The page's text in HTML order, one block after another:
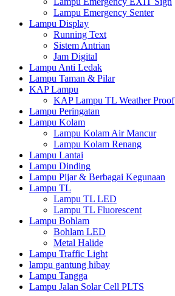
Lampu Emergency Senter
Lampu Display
Running Text
Sistem Antrian
Jam Digital
Lampu Anti Ledak
Lampu Taman & Pilar
KAP Lampu
KAP Lampu TL Weather Proof
Lampu Peringatan
Lampu Kolam
Lampu Kolam Air Mancur
Lampu Kolam Renang
Lampu Lantai
Lampu Dinding
Lampu Pijar & Berbagai Kegunaan
Lampu TL
Lampu TL LED
Lampu TL Fluorescent
Lampu Bohlam
Bohlam LED
Metal Halide
Lampu Traffic Light
lampu gantung hibay
Lampu Tangga
Lampu Jalan Solar Cell PLTS